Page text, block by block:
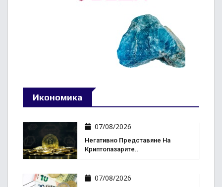
Икономика
07/08/2026
Негативно Представяне На
Криптопазарите..
07/08/2026